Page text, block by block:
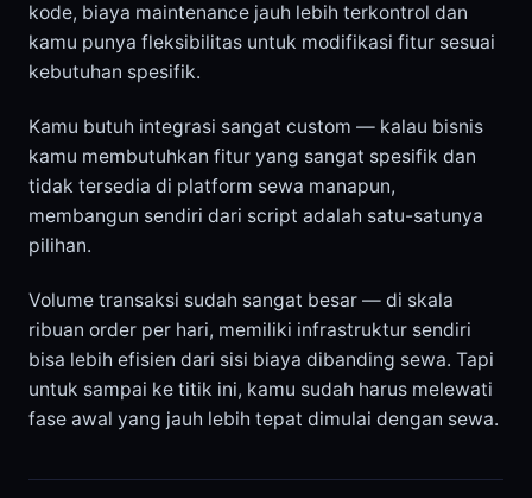
kode, biaya maintenance jauh lebih terkontrol dan
kamu punya fleksibilitas untuk modifikasi fitur sesuai
kebutuhan spesifik.
Kamu butuh integrasi sangat custom — kalau bisnis
kamu membutuhkan fitur yang sangat spesifik dan
tidak tersedia di platform sewa manapun,
membangun sendiri dari script adalah satu-satunya
pilihan.
Volume transaksi sudah sangat besar — di skala
ribuan order per hari, memiliki infrastruktur sendiri
bisa lebih efisien dari sisi biaya dibanding sewa. Tapi
untuk sampai ke titik ini, kamu sudah harus melewati
fase awal yang jauh lebih tepat dimulai dengan sewa.